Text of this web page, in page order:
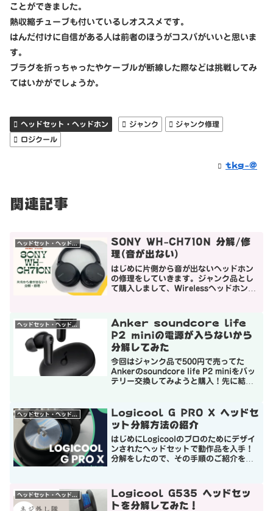
ことができました。
熱収縮チューブも付いているしオススメです。
はんだ付けに自信がある人は前者のほうがコスパがいいと思いま
す。
プラグを折っちゃったやケーブルが断線した際などは挑戦してみ
てはいかがでしょうか。
ヘッドセット・ヘッドホン ジャンク ジャンク修理
ロジクール
tkg-@
関連記事
ヘッドセット・ヘッドホン
SONY WH-CH710N 分解/修
理(音が出ない)
はじめに片側から音が出ないヘッドホン
の修理をしていきます。ジャンク品とし
て購入しまして、Wirelessヘッドホンで
うことでバッチリ使用できるよう気合を
入れて修理に挑戦...
ヘッドセット・ヘッドホン
Anker soundcore life
P2 miniの電源が入らないから
分解してみた
今回はジャンク品で500円で売ってた
Ankerのsoundcore life P2 miniをバッ
テリー交換してみようと購入！先に結論
って結果です。分解したらどんな感じ...
ヘッドセット・ヘッドホン
Logicool G PRO X ヘッドセ
ット分解方法の紹介
はじめにLogicoolのプロのためにデザイ
ンされたヘッドセットで動作品を入手！
分解をしたので、その手順のご紹介をし
て確認していただければと思います。本
製品はワイヤレス...
ヘッドセット・ヘッドホン
Logicool G535 ヘッドセッ
トを分解してみた！